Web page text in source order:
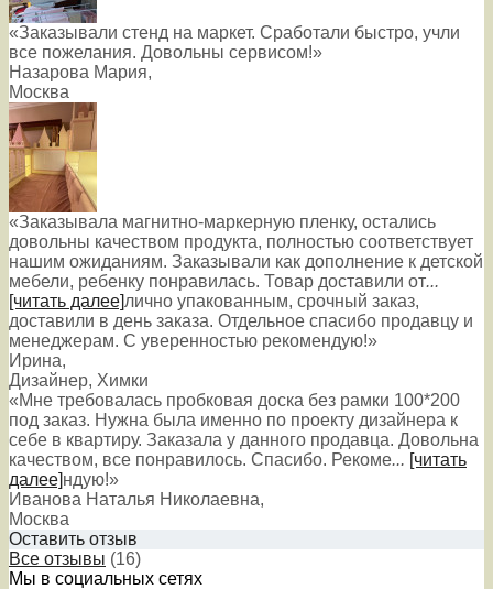
«Заказывали стенд на маркет. Сработали быстро, учли
все пожелания. Довольны сервисом!»
Назарова Мария,
Москва
«Заказывала магнитно-маркерную пленку, остались
довольны качеством продукта, полностью соответствует
нашим ожиданиям. Заказывали как дополнение к детской
мебели, ребенку понравилась. Товар доставили от...
[читать далее]лично упакованным, срочный заказ,
доставили в день заказа. Отдельное спасибо продавцу и
менеджерам. С уверенностью рекомендую!»
Ирина,
Дизайнер, Химки
«Мне требовалась пробковая доска без рамки 100*200
под заказ. Нужна была именно по проекту дизайнера к
себе в квартиру. Заказала у данного продавца. Довольна
качеством, все понравилось. Спасибо. Рекоме... [читать
далее]ндую!»
Иванова Наталья Николаевна,
Москва
Оставить отзыв
Все отзывы (16)
Мы в социальных сетях